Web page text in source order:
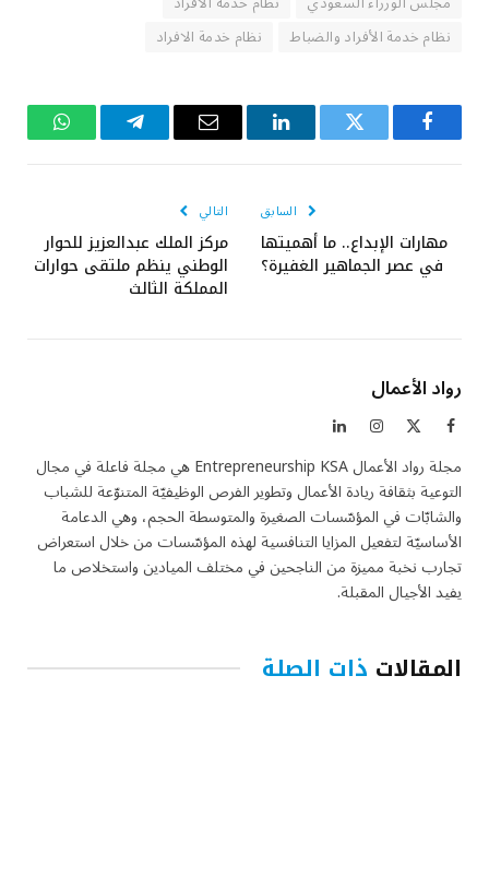
نظام خدمة الأفراد والضباط
نظام خدمة الافراد
فيسبوك تويتر لينكدإن
البريد
تيلقرام واتساب
السابق
مهارات الإبداع.. ما أهميتها
في عصر الجماهير الغفيرة؟
التالي
مركز الملك عبدالعزيز للحوار
الوطني ينظم ملتقى حوارات
المملكة الثالث
رواد الأعمال
فيسبوك الانستغراملينكدإن
مجلة رواد الأعمال Entrepreneurship KSA هي مجلة فاعلة في مجال
التوعية بثقافة ريادة الأعمال وتطوير الفرص الوظيفيّة المتنوّعة للشباب
والشابّات في المؤسّسات الصغيرة والمتوسطة الحجم، وهي الدعامة
الأساسيّة لتفعيل المزايا التنافسية لهذه المؤسّسات من خلال استعراض
تجارب نخبة مميزة من الناجحين في مختلف الميادين واستخلاص ما
يفيد الأجيال المقبلة.
المقالات ذات الصلة